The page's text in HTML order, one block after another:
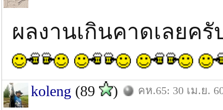
ผลงานเกินคาดเลยค
koleng (89 ) คห.65: 30 เม.ย.